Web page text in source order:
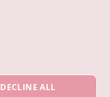
DECLINE ALL